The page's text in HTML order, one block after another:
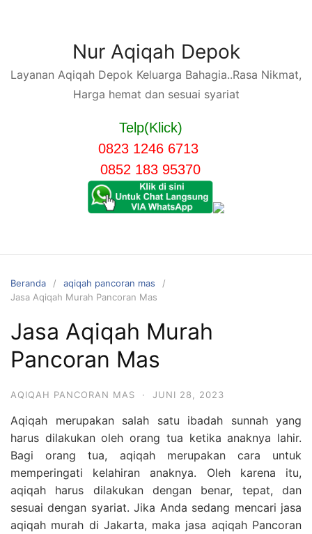
Nur Aqiqah Depok
Layanan Aqiqah Depok Keluarga Bahagia..Rasa Nikmat,
Harga hemat dan sesuai syariat
Telp(Klick)
0823 1246 6713
0852 183 95370
Beranda
aqiqah pancoran mas
Jasa Aqiqah Murah Pancoran Mas
Jasa Aqiqah Murah
Pancoran Mas
AQIQAH PANCORAN MAS · JUNI 28, 2023
Aqiqah merupakan salah satu ibadah sunnah yang
harus dilakukan oleh orang tua ketika anaknya lahir.
Bagi orang tua, aqiqah merupakan cara untuk
memperingati kelahiran anaknya. Oleh karena itu,
aqiqah harus dilakukan dengan benar, tepat, dan
sesuai dengan syariat. Jika Anda sedang mencari jasa
aqiqah murah di Jakarta, maka jasa aqiqah Pancoran